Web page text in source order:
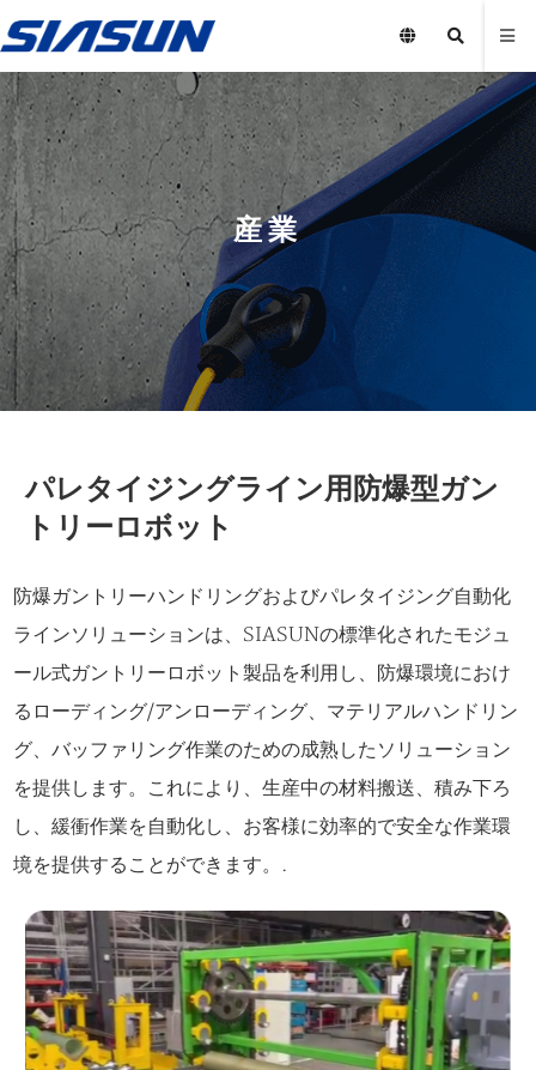
産業
パレタイジングライン用防爆型ガン
トリーロボット
防爆ガントリーハンドリングおよびパレタイジング自動化
ラインソリューションは、SIASUNの標準化されたモジュ
ール式ガントリーロボット製品を利用し、防爆環境におけ
るローディング/アンローディング、マテリアルハンドリン
グ、バッファリング作業のための成熟したソリューション
を提供します。これにより、生産中の材料搬送、積み下ろ
し、緩衝作業を自動化し、お客様に効率的で安全な作業環
境を提供することができます。.